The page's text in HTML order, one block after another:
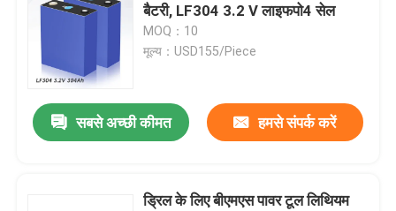
बैटरी, LF304 3.2 V लाइफपो4 सेल
MOQ：10
मूल्य：USD155/Piece
सबसे अच्छी कीमत हमसे संपर्क करें
ड्रिल के लिए बीएमएस पावर टूल लिथियम